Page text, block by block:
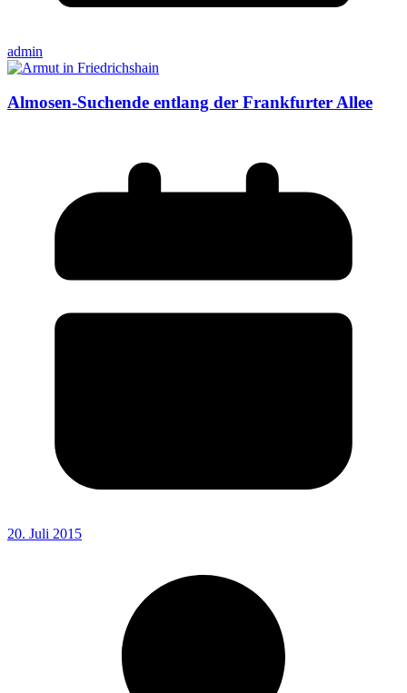
admin
Almosen-Suchende entlang der Frankfurter Allee
20. Juli 2015